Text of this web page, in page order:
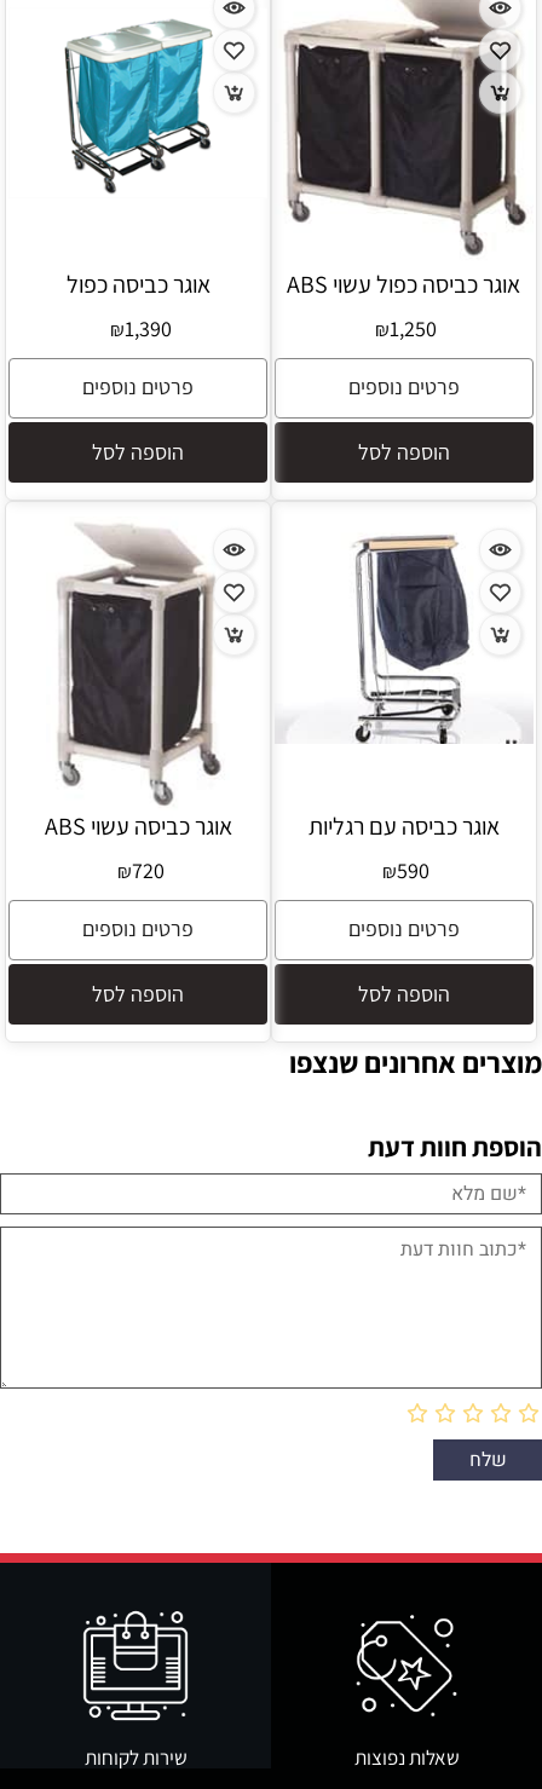
אוגר כביסה כפול עשוי ABS
₪1,250
פרטים נוספים
הוספה לסל
אוגר כביסה כפול
₪1,390
פרטים נוספים
הוספה לסל
אוגר כביסה עם רגליות
₪590
פרטים נוספים
הוספה לסל
אוגר כביסה עשוי ABS
₪720
פרטים נוספים
הוספה לסל
מוצרים אחרונים שנצפו
הוספת חוות דעת
שאלות נפוצות שירות לקוחות